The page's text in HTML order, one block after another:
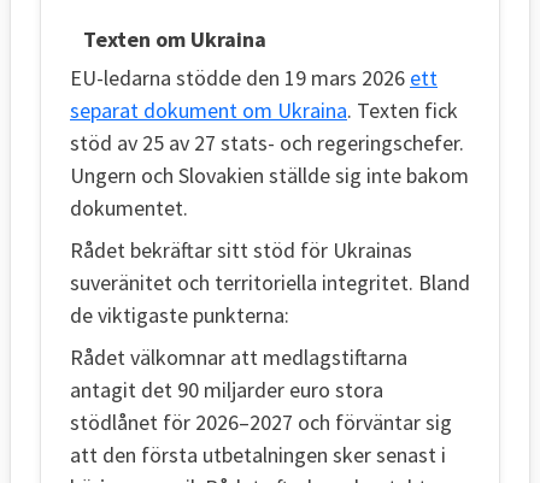
Texten om Ukraina
EU-ledarna stödde den 19 mars 2026 ett
separat dokument om Ukraina. Texten fick
stöd av 25 av 27 stats- och regeringschefer.
Ungern och Slovakien ställde sig inte bakom
dokumentet.
Rådet bekräftar sitt stöd för Ukrainas
suveränitet och territoriella integritet. Bland
de viktigaste punkterna:
Rådet välkomnar att medlagstiftarna
antagit det 90 miljarder euro stora
stödlånet för 2026–2027 och förväntar sig
att den första utbetalningen sker senast i